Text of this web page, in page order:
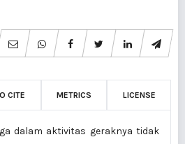
CITE METRICS LICENSE
dalam aktivitas geraknya tidak